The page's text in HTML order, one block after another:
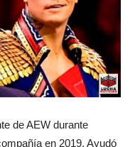
de AEW durante
en 2019. Ayudó